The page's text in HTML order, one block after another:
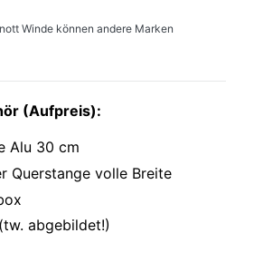
Winde können andere Marken
(Aufpreis):
Alu 30 cm
Querstange volle Breite
abgebildet!)